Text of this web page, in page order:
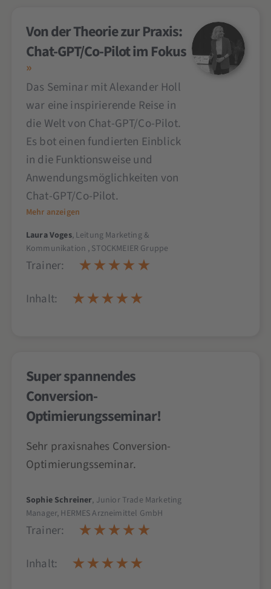
Von der Theorie zur Praxis:
Chat-GPT/Co-Pilot im Fokus
Das Seminar mit Alexander Holl
war eine inspirierende Reise in
die Welt von Chat-GPT/Co-Pilot.
Es bot einen fundierten Einblick
in die Funktionsweise und
Anwendungsmöglichkeiten von
Chat-GPT/Co-Pilot.
Mehr anzeigen
Laura Voges, Leitung Marketing &
Kommunikation , STOCKMEIER Gruppe
Trainer:
Inhalt:
Super spannendes
Conversion-
Optimierungsseminar!
Sehr praxisnahes Conversion-
Optimierungsseminar.
Sophie Schreiner, Junior Trade Marketing
Manager, HERMES Arzneimittel GmbH
Trainer:
Inhalt: